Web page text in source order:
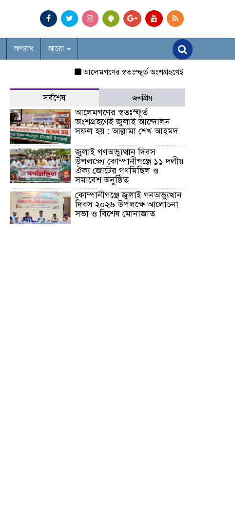
অপরাধ আরো
আলেমগণের স্বতঃস্ফূর্ত অংশগ্রহণেই জুলাই আন্দোলন
সর্বশেষ জনপ্রিয়
আলেমগণের স্বতঃস্ফূর্ত
অংশগ্রহণেই জুলাই আন্দোলন
সফল হয় : আল্লামা শেখ আহমদ
জুলাই গণঅভ্যুত্থান দিবস
উপলক্ষ্যে কোম্পানীগঞ্জে ১১ দলীয়
ঐক্য জোটের গণমিছিল ও
সমাবেশ অনুষ্ঠিত
কোম্পানীগঞ্জে জুলাই গনঅভ্যুত্থান
দিবস ২০২৬ উপলক্ষে আলোচনা
সভা ও বিশেষ মোনাজাত